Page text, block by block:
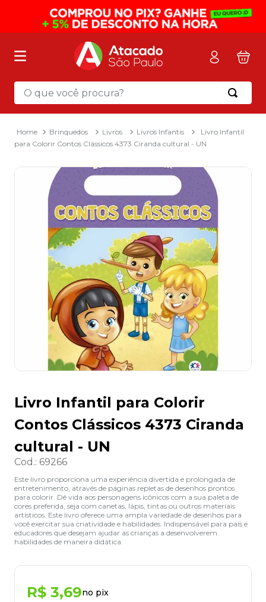
O que você procura?
Brinquedos Livros Livros Infantis
Livro Infantil
para Colorir Contos Clássicos 4373 Ciranda cultural - UN
Livro Infantil para Colorir
Contos Clássicos 4373 Ciranda
cultural - UN
Cod.: 69266
Este livro proporciona uma experiência divertida e prolongada de
entretenimento, através de páginas repletas de desenhos prontos
para colorir. Dê vida aos personagens icônicos com a sua paleta de
cores preferida, seja com canetas, lápis, tintas ou outros materiais
artísticos. Este livro oferece uma ampla variedade de desenhos para
você exercitar sua criatividade e habilidades. Indispensável para pais e
educadores que desejam ajudar as crianças a desenvolverem
habilidades de maneira didática.
R$ 3,69no pix
Termos mais buscados
mochila
2 º sacola
3º papel toalha
mala
pasta
papel higienico
caixa organizadora
grampeador
desinfetante
marca texto